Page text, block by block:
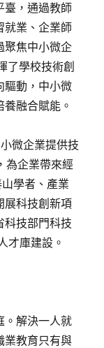
臺，通過教師
就業、企業師
聚焦中小微企
了學校技術創
驅動，中小微
融合賦能。
微企業提供技
為企業帶來經
學者、產業
展科技創新項
科技部門科技
才庫建設。
。解決一人就
業教育只有與